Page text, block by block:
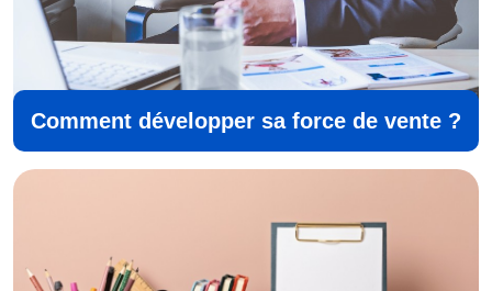
Comment développer sa force de vente ?